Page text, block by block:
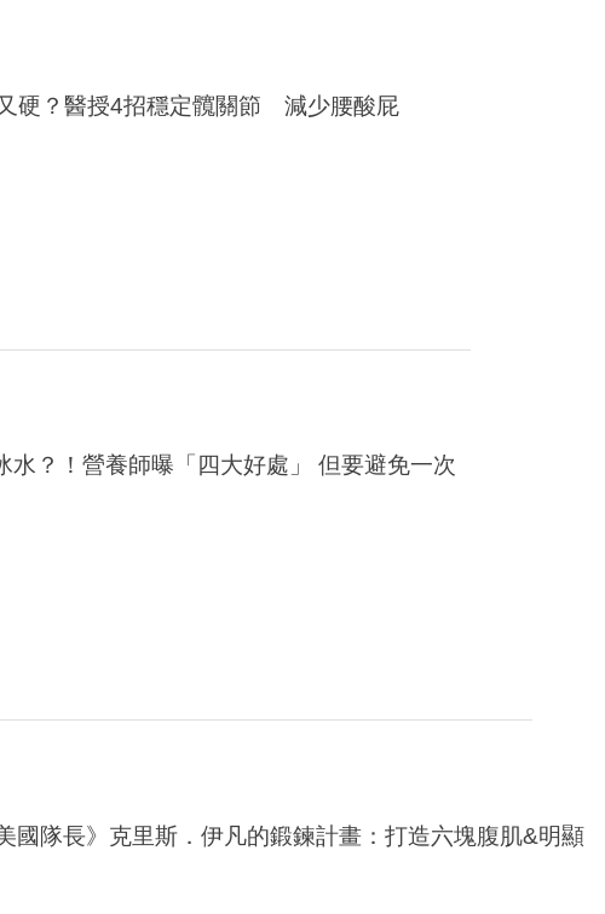
硬？醫授4招穩定髖關節 減少腰酸屁
水？！營養師曝「四大好處」 但要避免一次
國隊長》克里斯．伊凡的鍛鍊計畫：打造六塊腹肌&明顯